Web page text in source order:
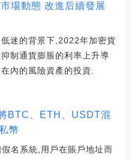
場動態 改進后續發展
迷的背景下,2022年加密貨
制通貨膨脹的利率上升導
內的風險資產的投資.
BTC、ETH、USDT混
幣
名系統,用戶在賬戶地址而